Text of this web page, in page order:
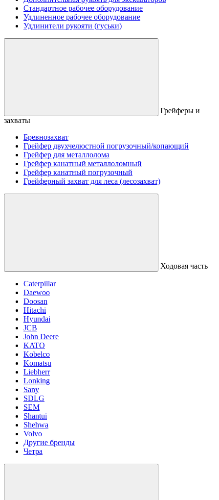
Стандартное рабочее оборудование
Удлиненное рабочее оборудование
Удлинители рукояти (гуськи)
Грейферы и
захваты
Бревнозахват
Грейфер двухчелюстной погрузочный/копающий
Грейфер для металлолома
Грейфер канатный металлоломный
Грейфер канатный погрузочный
Грейферный захват для леса (лесозахват)
Ходовая часть
Caterpillar
Daewoo
Doosan
Hitachi
Hyundai
JCB
John Deere
KATO
Kobelco
Komatsu
Liebherr
Lonking
Sany
SDLG
SEM
Shantui
Shehwa
Volvo
Другие бренды
Четра